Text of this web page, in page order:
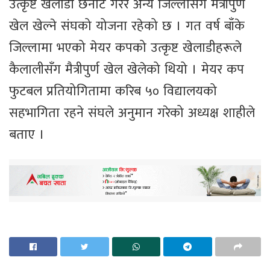
उत्कृष्ट खेलाडी छनोट गरेर अन्य जिल्लासँग मैत्रीपुर्ण
खेल खेल्ने संघको योजना रहेको छ । गत वर्ष बाँके
जिल्लामा भएको मेयर कपको उत्कृष्ट खेलाडीहरूले
कैलालीसँग मैत्रीपुर्ण खेल खेलेको थियो । मेयर कप
फुटबल प्रतियोगितामा करिब ५० विद्यालयको
सहभागिता रहने संघले अनुमान गरेको अध्यक्ष शाहीले
बताए ।